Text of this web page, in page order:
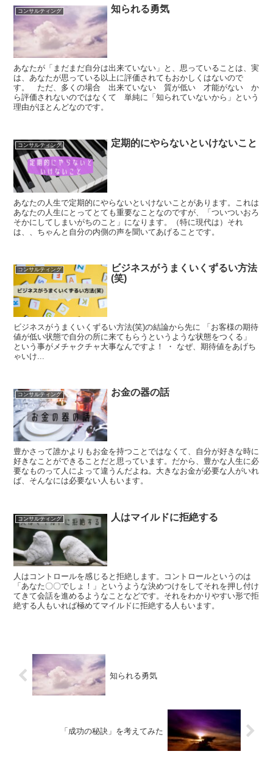
コンサルティング 知られる勇気
あなたが「まだまだ自分は出来ていない」と、思っていることは、実
は、あなたが思っている以上に評価されてもおかしくはないので
す。 ただ、多くの場合 出来ていない 質が低い 才能がない か
ら評価されないのではなくて 単純に「知られていないから」という
理由がほとんどなのです。
コンサルティング 定期的にやらないといけないこと
あなたの人生で定期的にやらないといけないことがあります。これは
あなたの人生にとってとても重要なことなのですが、「ついついおろ
そかにしてしまいがちのこと」になります。（特に現代は）それ
は、、ちゃんと自分の内側の声を聞いてあげることです。
コンサルティング
ビジネスがうまくいくずるい方法
(笑)
ビジネスがうまくいくずるい方法(笑)の結論から先に 「お客様の期待
値が低い状態で自分の所に来てもらうというような状態をつくる」
という事がメチャクチャ大事なんですよ！ ・ なぜ、期待値をあげち
ゃいけ...
コンサルティング お金の器の話
豊かさって誰かよりもお金を持つことではなくて、自分が好きな時に
好きなことができることだと思っています。だから、豊かな人生に必
要なものって人によって違うんだよね。大きなお金が必要な人がいれ
ば、そんなには必要ない人もいます。
コンサルティング 人はマイルドに拒絶する
人はコントロールを感じると拒絶します。コントロールというのは
「あなた〇〇でしょ！」というような決めつけをしてそれを押し付け
てきて会話を進めるようなことなどです。それをわかりやすい形で拒
絶する人もいれば極めてマイルドに拒絶する人もいます。
知られる勇気
「成功の秘訣」を考えてみた